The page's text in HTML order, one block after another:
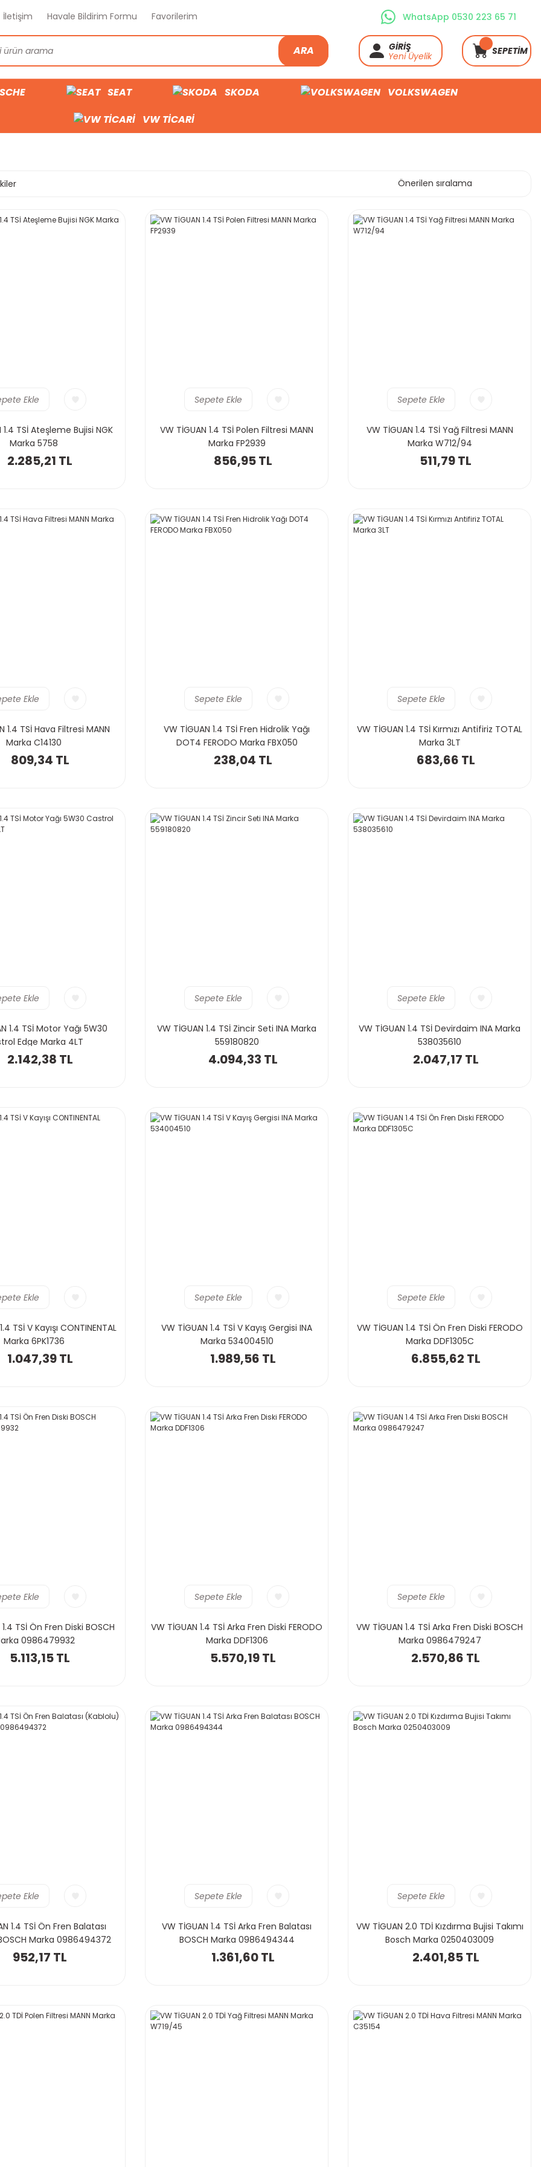
İletişim Havale Bildirim Formu Favorilerim
ARA
WhatsApp 0530 223 65 71
GİRİŞ
Yeni Üyelik
SEPETİM
SEAT SKODA
VOLKSWAGEN
VW TİCARİ
Ekle
1.4 TSİ Ateşleme Bujisi NGK
Marka 5758
2.285,21 TL
Sepete Ekle
VW TİGUAN 1.4 TSİ Polen Filtresi MANN
Marka FP2939
856,95 TL
Sepete Ekle
VW TİGUAN 1.4 TSİ Yağ Filtresi MANN
Marka W712/94
511,79 TL
Ekle
1.4 TSİ Hava Filtresi MANN
Marka C14130
809,34 TL
Sepete Ekle
VW TİGUAN 1.4 TSİ Fren Hidrolik Yağı
DOT4 FERODO Marka FBX050
238,04 TL
Sepete Ekle
VW TİGUAN 1.4 TSİ Kırmızı Antifiriz TOTAL
Marka 3LT
683,66 TL
Ekle
1.4 TSİ Motor Yağı 5W30
Edge Marka 4LT
2.142,38 TL
Sepete Ekle
VW TİGUAN 1.4 TSİ Zincir Seti INA Marka
559180820
4.094,33 TL
Sepete Ekle
VW TİGUAN 1.4 TSİ Devirdaim INA Marka
538035610
2.047,17 TL
Ekle
TSİ V Kayışı CONTINENTAL
Marka 6PK1736
1.047,39 TL
Sepete Ekle
VW TİGUAN 1.4 TSİ V Kayış Gergisi INA
Marka 534004510
1.989,56 TL
Sepete Ekle
VW TİGUAN 1.4 TSİ Ön Fren Diski FERODO
Marka DDF1305C
6.855,62 TL
Ekle
TSİ Ön Fren Diski BOSCH
0986479932
5.113,15 TL
Sepete Ekle
VW TİGUAN 1.4 TSİ Arka Fren Diski FERODO
Marka DDF1306
5.570,19 TL
Sepete Ekle
VW TİGUAN 1.4 TSİ Arka Fren Diski BOSCH
Marka 0986479247
2.570,86 TL
Ekle
1.4 TSİ Ön Fren Balatası
Marka 0986494372
952,17 TL
Sepete Ekle
VW TİGUAN 1.4 TSİ Arka Fren Balatası
BOSCH Marka 0986494344
1.361,60 TL
Sepete Ekle
VW TİGUAN 2.0 TDİ Kızdırma Bujisi Takımı
Bosch Marka 0250403009
2.401,85 TL